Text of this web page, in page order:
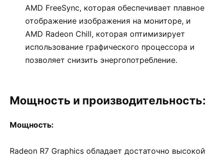
AMD FreeSync, которая обеспечивает плавное
отображение изображения на мониторе, и
AMD Radeon Chill, которая оптимизирует
использование графического процессора и
позволяет снизить энергопотребление.
Мощность и производительность:
Мощность:
Radeon R7 Graphics обладает достаточно высокой